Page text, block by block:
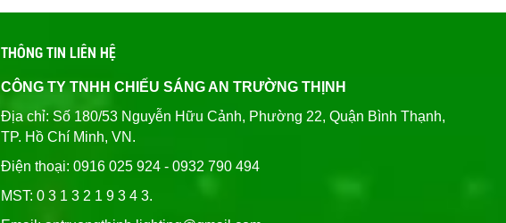
THÔNG TIN LIÊN HỆ
CÔNG TY TNHH CHIẾU SÁNG AN TRƯỜNG THỊNH
Địa chỉ: Số 180/53 Nguyễn Hữu Cảnh, Phường 22, Quận Bình Thạnh,
TP. Hồ Chí Minh, VN.
Điện thoại: 0916 025 924 - 0932 790 494
MST: 0 3 1 3 2 1 9 3 4 3.